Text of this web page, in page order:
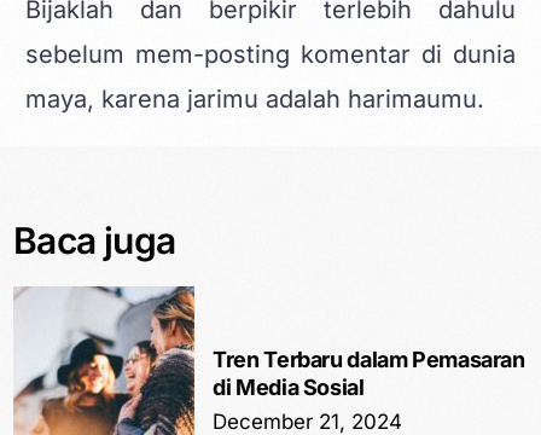
Bijaklah dan berpikir terlebih dahulu
sebelum mem-posting komentar di dunia
maya, karena jarimu adalah harimaumu.
Baca juga
Tren Terbaru dalam Pemasaran
di Media Sosial
December 21, 2024